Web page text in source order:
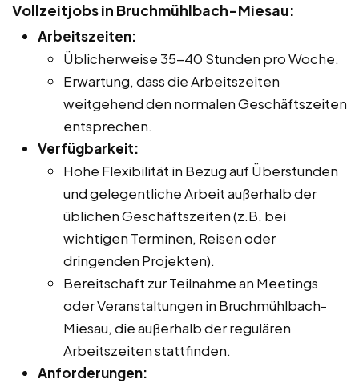
Vollzeitjobs in Bruchmühlbach-Miesau:
Arbeitszeiten:
Üblicherweise 35-40 Stunden pro Woche.
Erwartung, dass die Arbeitszeiten
weitgehend den normalen Geschäftszeiten
entsprechen.
Verfügbarkeit:
Hohe Flexibilität in Bezug auf Überstunden
und gelegentliche Arbeit außerhalb der
üblichen Geschäftszeiten (z.B. bei
wichtigen Terminen, Reisen oder
dringenden Projekten).
Bereitschaft zur Teilnahme an Meetings
oder Veranstaltungen in Bruchmühlbach-
Miesau, die außerhalb der regulären
Arbeitszeiten stattfinden.
Anforderungen: